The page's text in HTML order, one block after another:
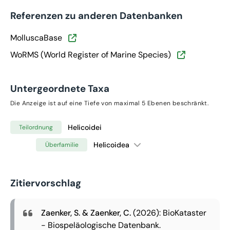
Referenzen zu anderen Datenbanken
MolluscaBase
WoRMS (World Register of Marine Species)
Untergeordnete Taxa
Die Anzeige ist auf eine Tiefe von maximal 5 Ebenen beschränkt.
Teilordnung Helicoidei
Überfamilie Helicoidea
Zitiervorschlag
Zaenker, S. & Zaenker, C.(2026): BioKataster
- Biospeläologische Datenbank.